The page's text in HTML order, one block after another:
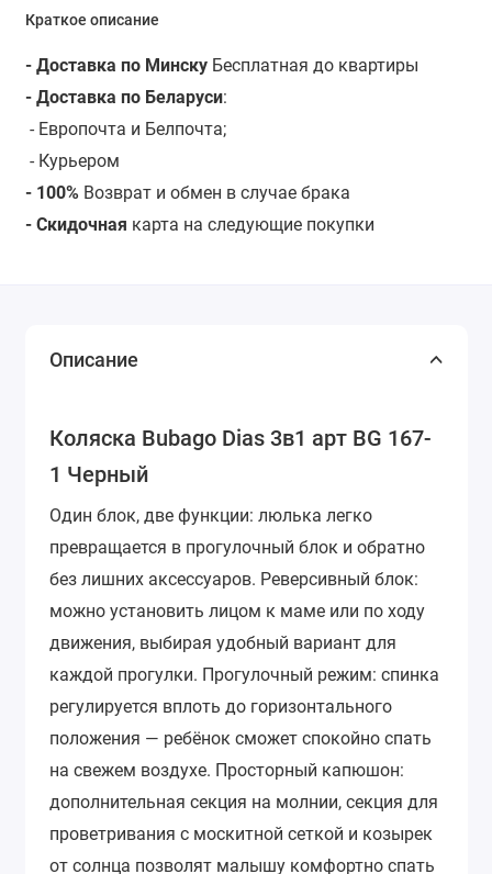
Краткое описание
- Доставка по МинскуБесплатная до квартиры
- Доставка по Беларуси:
- Европочта и Белпочта;
- Курьером
- 100% Возврат и обмен в случае брака
- Скидочная карта на следующие покупки
Описание
Коляска Bubago Dias 3в1 арт BG 167-
1 Черный
Один блок, две функции: люлька легко
превращается в прогулочный блок и обратно
без лишних аксессуаров. Реверсивный блок:
можно установить лицом к маме или по ходу
движения, выбирая удобный вариант для
каждой прогулки. Прогулочный режим: спинка
регулируется вплоть до горизонтального
положения — ребёнок сможет спокойно спать
на свежем воздухе. Просторный капюшон:
дополнительная секция на молнии, секция для
проветривания с москитной сеткой и козырек
от солнца позволят малышу комфортно спать